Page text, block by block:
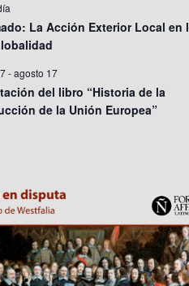
La Acción Exterior Local en
-agosto 17
del libro “Historia de la
de la Unión Europea”